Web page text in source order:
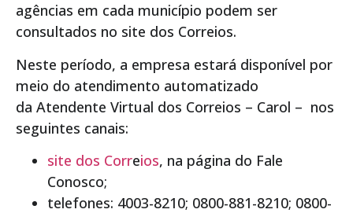
agências em cada município podem ser
consultados no site dos Correios.
Neste período, a empresa estará disponível por
meio do atendimento automatizado
da Atendente Virtual dos Correios – Carol – nos
seguintes canais:
site dos Correios, na página do Fale
Conosco;
telefones: 4003-8210; 0800-881-8210; 0800-